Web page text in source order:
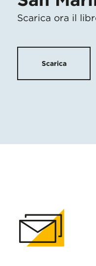
Scarica ora il
Scarica